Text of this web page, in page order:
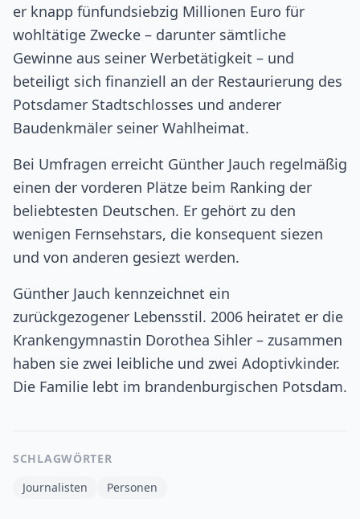
er knapp fünfundsiebzig Millionen Euro für
wohltätige Zwecke – darunter sämtliche
Gewinne aus seiner Werbetätigkeit – und
beteiligt sich finanziell an der Restaurierung des
Potsdamer Stadtschlosses und anderer
Baudenkmäler seiner Wahlheimat.
Bei Umfragen erreicht Günther Jauch regelmäßig
einen der vorderen Plätze beim Ranking der
beliebtesten Deutschen. Er gehört zu den
wenigen Fernsehstars, die konsequent siezen
und von anderen gesiezt werden.
Günther Jauch kennzeichnet ein
zurückgezogener Lebensstil. 2006 heiratet er die
Krankengymnastin Dorothea Sihler – zusammen
haben sie zwei leibliche und zwei Adoptivkinder.
Die Familie lebt im brandenburgischen Potsdam.
SCHLAGWÖRTER
Journalisten
Personen